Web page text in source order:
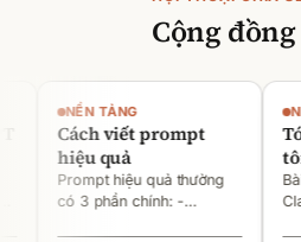
Cộng
NỀN TẢNG
Cách viết prompt
hiệu quả
Prompt hiệu quả thường
có 3 phần chính: -
tôi
Bài